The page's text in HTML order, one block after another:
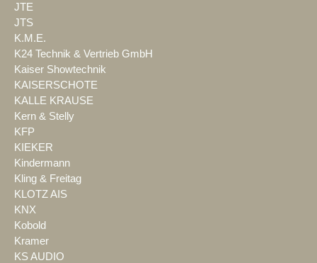
JTE
JTS
K.M.E.
K24 Technik & Vertrieb GmbH
Kaiser Showtechnik
KAISERSCHOTE
KALLE KRAUSE
Kern & Stelly
KFP
KIEKER
Kindermann
Kling & Freitag
KLOTZ AIS
KNX
Kobold
Kramer
KS AUDIO